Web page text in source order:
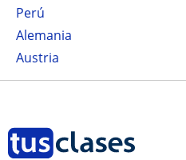
Perú
Alemania
Austria